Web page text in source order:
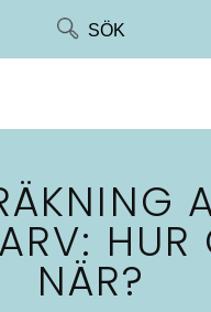
SÖK
NÄR?